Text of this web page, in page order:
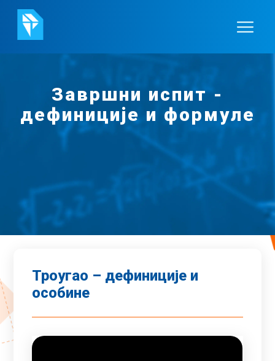
Завршни испит -
дефиниције и формуле
Троугао – дефиниције и
особине